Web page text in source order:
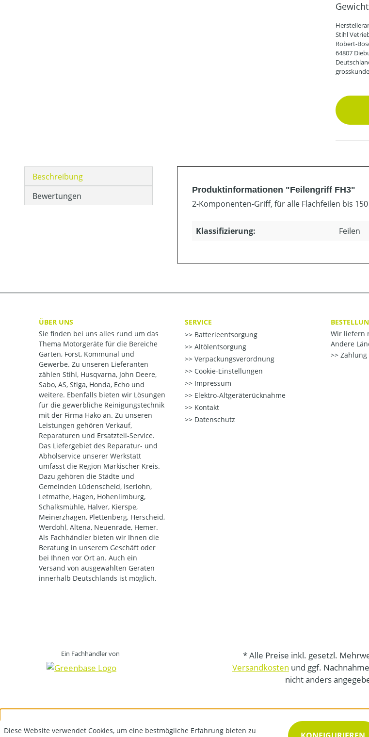
Stihl
Robert-
64807
Beschreibung
Bewertungen
Produktinformationen "Feilengriff FH3"
2-Komponenten-Griff, für alle Flachfeilen bis
Klassifizierung: Feilen
ÜBER UNS
Sie finden bei uns alles rund um das
Thema Motorgeräte für die Bereiche
Garten, Forst, Kommunal und
Gewerbe. Zu unseren Lieferanten
zählen Stihl, Husqvarna, John Deere,
Sabo, AS, Stiga, Honda, Echo und
weitere. Ebenfalls bieten wir Lösungen
für die gewerbliche Reinigungstechnik
mit der Firma Hako an. Zu unseren
Leistungen gehören Verkauf,
Reparaturen und Ersatzteil-Service.
Das Liefergebiet des Reparatur- und
Abholservice unserer Werkstatt
umfasst die Region Märkischer Kreis.
Dazu gehören die Städte und
Gemeinden Lüdenscheid, Iserlohn,
Letmathe, Hagen, Hohenlimburg,
Schalksmühle, Halver, Kierspe,
Meinerzhagen, Plettenberg, Herscheid,
Werdohl, Altena, Neuenrade, Hemer.
Als Fachhändler bieten wir Ihnen die
Beratung in unserem Geschäft oder
bei Ihnen vor Ort an. Auch ein
Versand von ausgewählten Geräten
innerhalb Deutschlands ist möglich.
SERVICE
Batterieentsorgung
Altölentsorgung
Verpackungsverordnung
Cookie-Einstellungen
Impressum
Elektro-Altgeräterücknahme
Kontakt
Datenschutz
Wir liefern
Andere
Zahlung
Ein Fachhändler von
* Alle Preise inkl. gesetzl.
Versandkosten und ggf.
nicht anders
Diese Website verwendet Cookies, um eine bestmögliche Erfahrung bieten zu